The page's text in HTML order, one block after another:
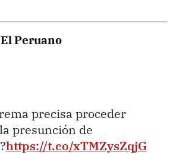
Peruano
precisa proceder
presunción de
https://t.co/xTMZysZqjG